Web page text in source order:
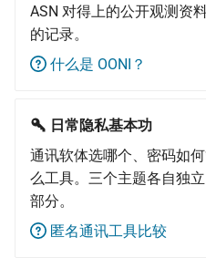
ASN 对得上的公开观测资
的记录。
什么是 OONI？
日常隐私基本功
通讯软体选哪个、密码如
么工具。三个主题各自独
部分。
匿名通讯工具比较